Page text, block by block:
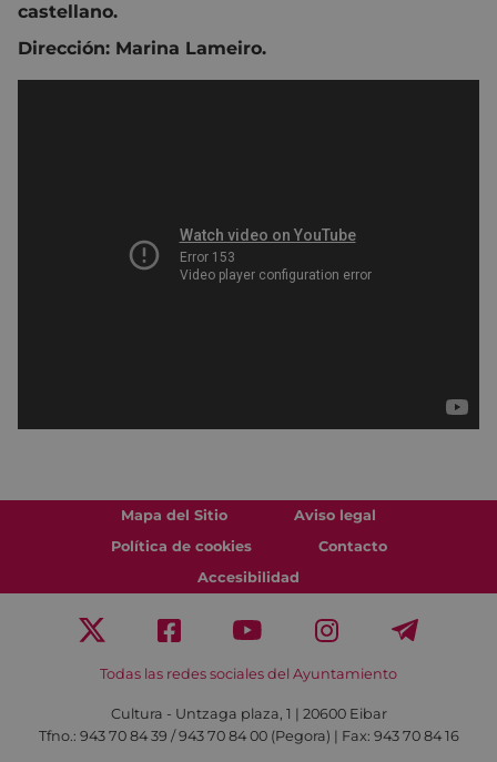
castellano.
Dirección: Marina Lameiro.
Mapa del Sitio
Aviso legal
Política de cookies
Contacto
Accesibilidad
Todas las redes sociales del Ayuntamiento
Cultura - Untzaga plaza, 1 | 20600 Eibar
Tfno.: 943 70 84 39 / 943 70 84 00 (Pegora) | Fax: 943 70 84 16